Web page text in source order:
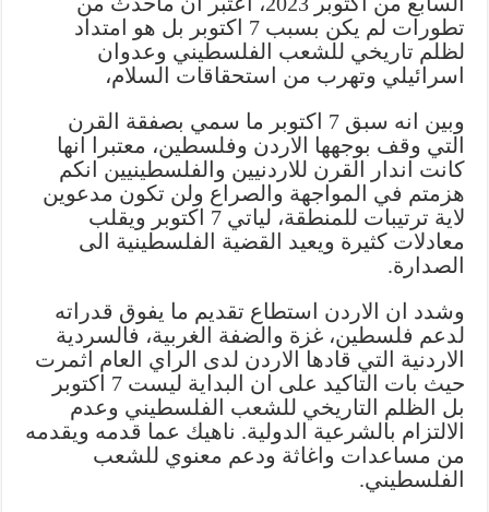
تطورات لم يكن بسبب 7 اكتوبر بل هو امتداد
لظلم تاريخي للشعب الفلسطيني وعدوان
اسرائيلي وتهرب من استحقاقات السلام،
وبين انه سبق 7 اكتوبر ما سمي بصفقة القرن
التي وقف بوجهها الاردن وفلسطين، معتبرا انها
كانت اندار القرن للاردنيين والفلسطينيين انكم
هزمتم في المواجهة والصراع ولن تكون مدعوين
لاية ترتيبات للمنطقة، لياتي 7 اكتوبر ويقلب
معادلات كثيرة ويعيد القضية الفلسطينية الى
الصدارة.
وشدد ان الاردن استطاع تقديم ما يفوق قدراته
لدعم فلسطين، غزة والضفة الغربية، فالسردية
الاردنية التي قادها الاردن لدى الراي العام اثمرت
حيث بات التاكيد على ان البداية ليست 7 اكتوبر
بل الظلم التاريخي للشعب الفلسطيني وعدم
الالتزام بالشرعية الدولية. ناهيك عما قدمه ويقدمه
من مساعدات واغاثة ودعم معنوي للشعب
الفلسطيني.